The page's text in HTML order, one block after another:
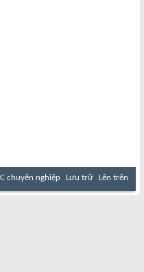
chuyên nghiệp Lưu trữ Lên trên